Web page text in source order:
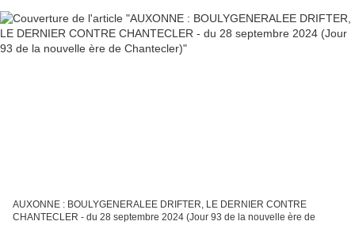
AUXONNE : BOULYGENERALEE DRIFTER, LE DERNIER CONTRE
CHANTECLER - du 28 septembre 2024 (Jour 93 de la nouvelle ère de